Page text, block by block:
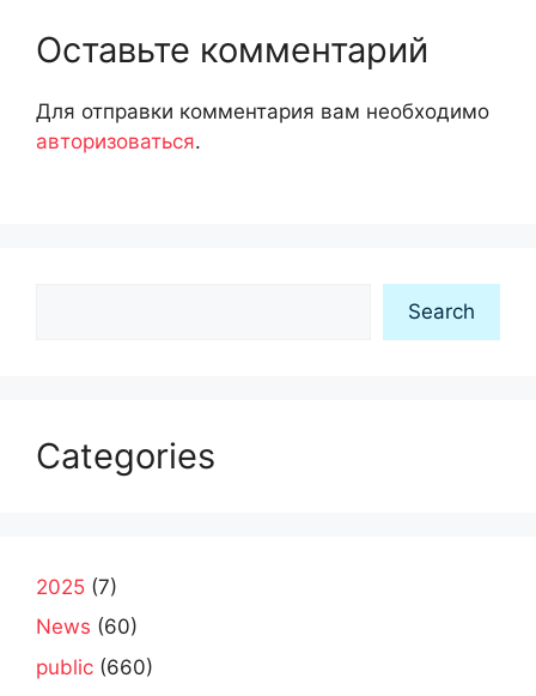
Оставьте комментарий
Для отправки комментария вам необходимо
авторизоваться.
Search
Categories
2025 (7)
News (60)
public (660)